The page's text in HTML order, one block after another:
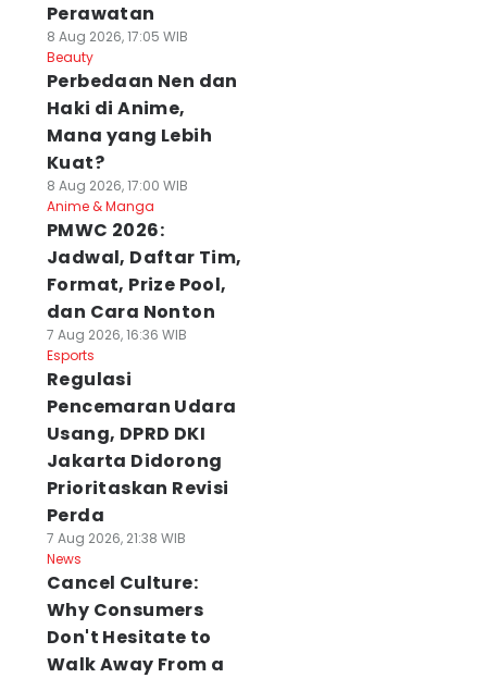
Perawatan
8 Aug 2026, 17:05 WIB
Beauty
Perbedaan Nen dan
Haki di Anime,
Mana yang Lebih
Kuat?
8 Aug 2026, 17:00 WIB
Anime & Manga
PMWC 2026:
Jadwal, Daftar Tim,
Format, Prize Pool,
dan Cara Nonton
7 Aug 2026, 16:36 WIB
Esports
Regulasi
Pencemaran Udara
Usang, DPRD DKI
Jakarta Didorong
Prioritaskan Revisi
Perda
7 Aug 2026, 21:38 WIB
News
Cancel Culture:
Why Consumers
Don't Hesitate to
Walk Away From a